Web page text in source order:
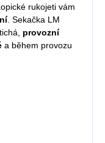
rukojeti vám
. Sekačka LM
provozní
a během provozu